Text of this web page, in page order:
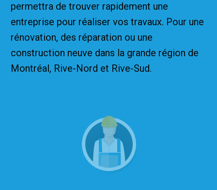
permettra de trouver rapidement une
entreprise pour réaliser vos travaux. Pour une
rénovation, des réparation ou une
construction neuve dans la grande région de
Montréal, Rive-Nord et Rive-Sud.